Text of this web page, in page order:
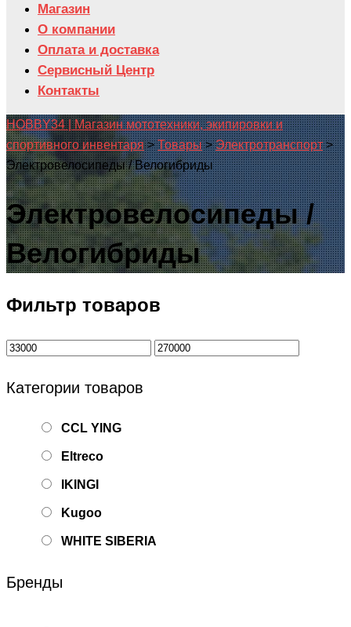
Магазин
О компании
Оплата и доставка
Сервисный Центр
Контакты
HOBBY34 | Магазин мототехники, экипировки и
спортивного инвентаря>Товары>Электротранспорт>
Электровелосипеды / Велогибриды
Электровелосипеды /
Велогибриды
Фильтр товаров
Категории товаров
CCL YING
Eltreco
IKINGI
Kugoo
WHITE SIBERIA
Бренды